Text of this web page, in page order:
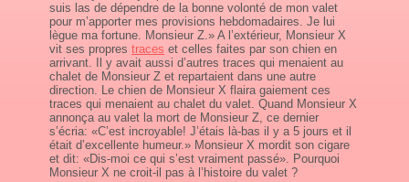
suis las de dépendre de la bonne volonté de mon valet
pour m’apporter mes provisions hebdomadaires. Je lui
lègue ma fortune. Monsieur Z.» A l’extérieur, Monsieur X
vit ses propres traces et celles faites par son chien en
arrivant. Il y avait aussi d’autres traces qui menaient au
chalet de Monsieur Z et repartaient dans une autre
direction. Le chien de Monsieur X flaira gaiement ces
traces qui menaient au chalet du valet. Quand Monsieur X
annonça au valet la mort de Monsieur Z, ce dernier
s’écria: «C’est incroyable! J’étais là-bas il y a 5 jours et il
était d’excellente humeur.» Monsieur X mordit son cigare
et dit: «Dis-moi ce qui s’est vraiment passé». Pourquoi
Monsieur X ne croit-il pas à l’histoire du valet ?